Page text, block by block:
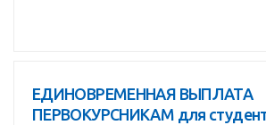
ЕДИНОВРЕМЕННАЯ ВЫПЛАТА
ПЕРВОКУРСНИКАМ для